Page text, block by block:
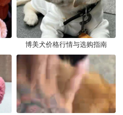
博美犬价格行情与选购指南